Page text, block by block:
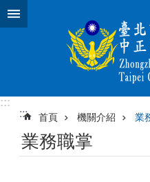
跳到主要內容區塊
:::
:::
首頁 機關介紹 業
業務職掌